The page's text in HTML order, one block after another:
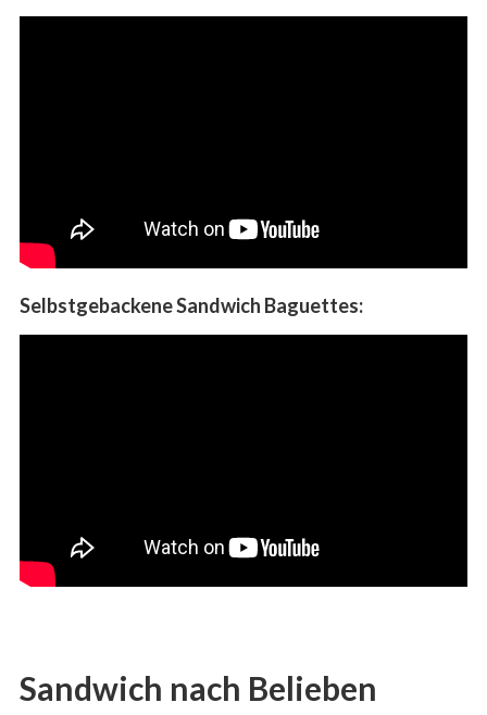
Selbstgebackene Sandwich Baguettes:
Sandwich nach Belieben